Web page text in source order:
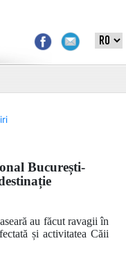
București-
au făcut ravagii în
și activitatea Căii